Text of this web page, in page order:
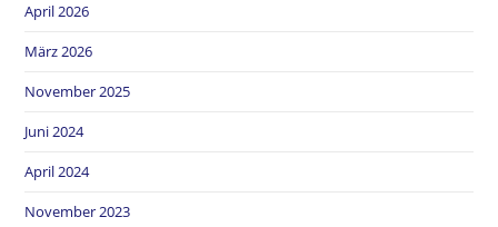
April 2026
März 2026
November 2025
Juni 2024
April 2024
November 2023